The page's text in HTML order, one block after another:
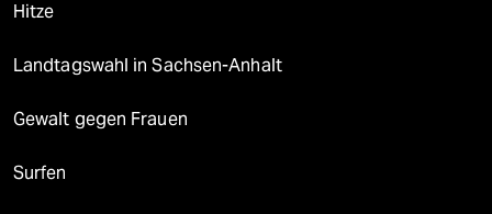
Hitze
Landtagswahl in Sachsen-Anhalt
Gewalt gegen Frauen
Surfen